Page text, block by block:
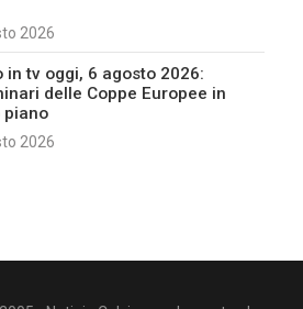
2026
in tv oggi, 6 agosto 2026:
delle Coppe Europee in
piano
2026